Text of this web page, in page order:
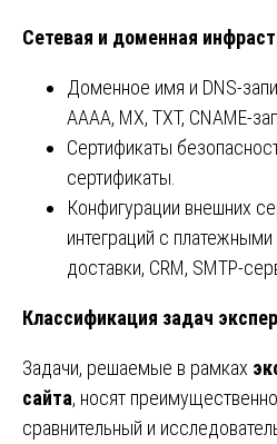
Сетевая и доменная
Доменное имя и DNS-
AAAA, MX, TXT, CNAME-
Сертификаты
сертификаты.
Конфигурации внешних
интеграций с
доставки, CRM, SMTP-
Классификация задач
Задачи, решаемые в рамках
сайта, носят
сравнительный и